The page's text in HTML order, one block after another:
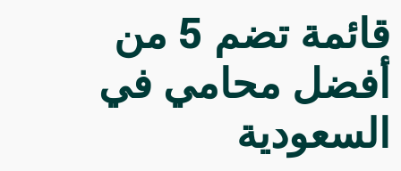
قائمة تضم 5 من
أفضل محامي في
السعودية